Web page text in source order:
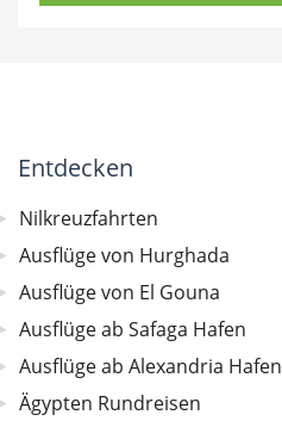
Entdecken
Nilkreuzfahrten
Ausflüge von Hurghada
Ausflüge von El Gouna
Ausflüge ab Safaga Hafen
Ausflüge ab Alexandria Hafen
Ägypten Rundreisen